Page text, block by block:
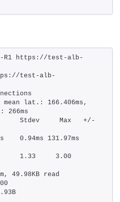
R1 https://test-alb-
test-alb-
mean lat.: 166.406ms,
Stdev     Max   +/-
0.94ms 131.97ms
1.33     3.00
49.98KB read